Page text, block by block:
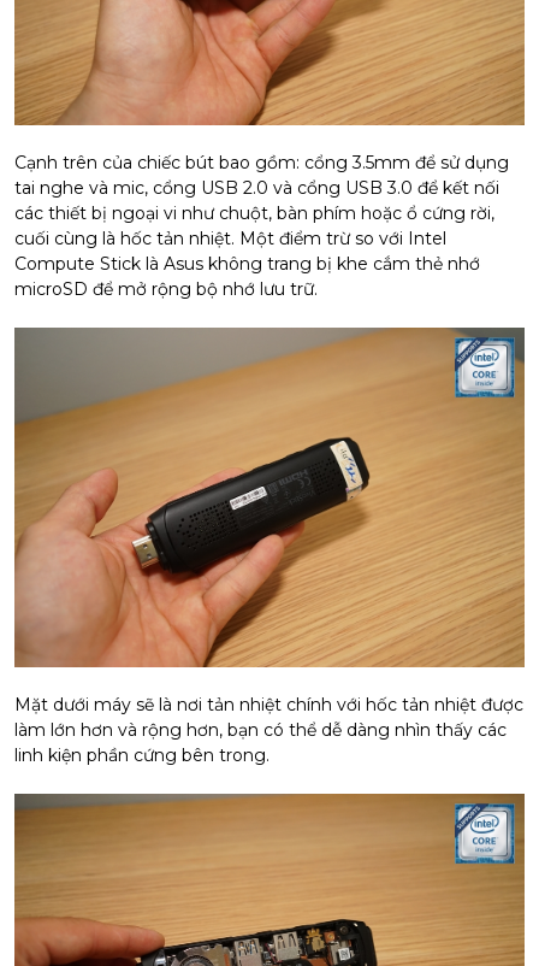
Cạnh trên của chiếc bút bao gồm: cổng 3.5mm để sử dụng
tai nghe và mic, cổng USB 2.0 và cổng USB 3.0 để kết nối
các thiết bị ngoại vi như chuột, bàn phím hoặc ổ cứng rời,
cuối cùng là hốc tản nhiệt. Một điểm trừ so với Intel
Compute Stick là Asus không trang bị khe cắm thẻ nhớ
microSD để mở rộng bộ nhớ lưu trữ.
Mặt dưới máy sẽ là nơi tản nhiệt chính với hốc tản nhiệt được
làm lớn hơn và rộng hơn, bạn có thể dễ dàng nhìn thấy các
linh kiện phần cứng bên trong.